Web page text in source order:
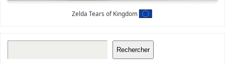
Zelda Tears of Kingdom
Rechercher